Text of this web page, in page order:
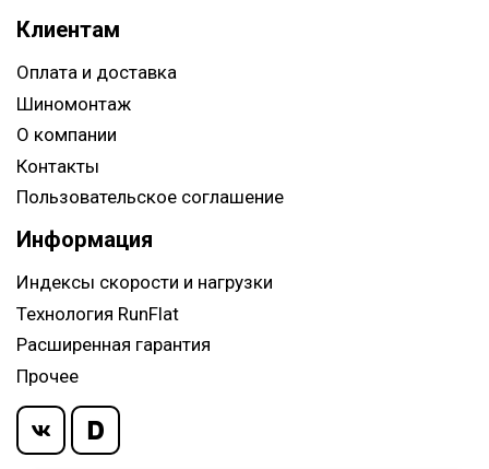
Клиентам
Оплата и доставка
Шиномонтаж
О компании
Контакты
Пользовательское соглашение
Информация
Индексы скорости и нагрузки
Технология RunFlat
Расширенная гарантия
Прочее